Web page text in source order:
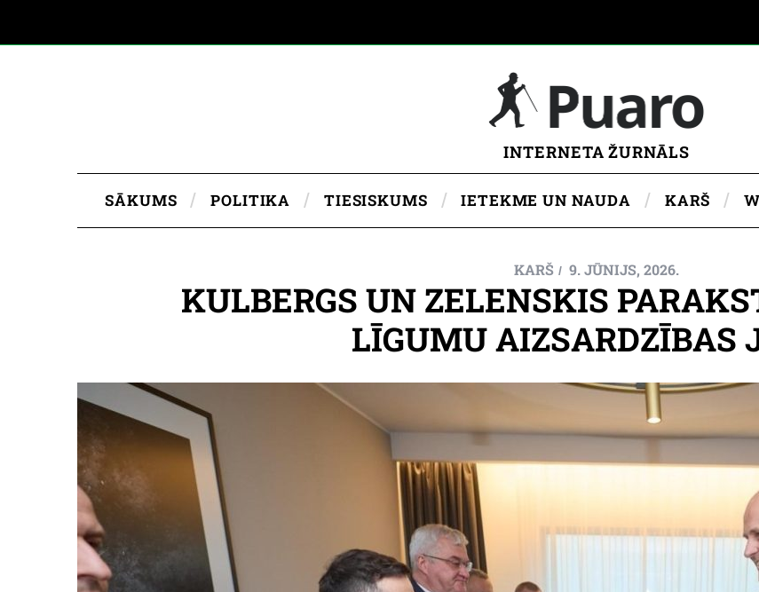
INTERNETA ŽURNĀLS
SĀKUMS POLITIKA TIESISKUMS IETEKME UN NAUDA KARŠ
KARŠ 9. JŪNIJS, 2026.
KULBERGS UN ZELENSKIS
LĪGUMU AIZSARDZĪBAS